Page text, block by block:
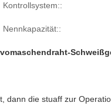
Kontrollsystem::
Nennkapazität::
die stuaff zur